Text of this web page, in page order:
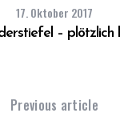
17. Oktober 2017
– plötzlich
Previous article